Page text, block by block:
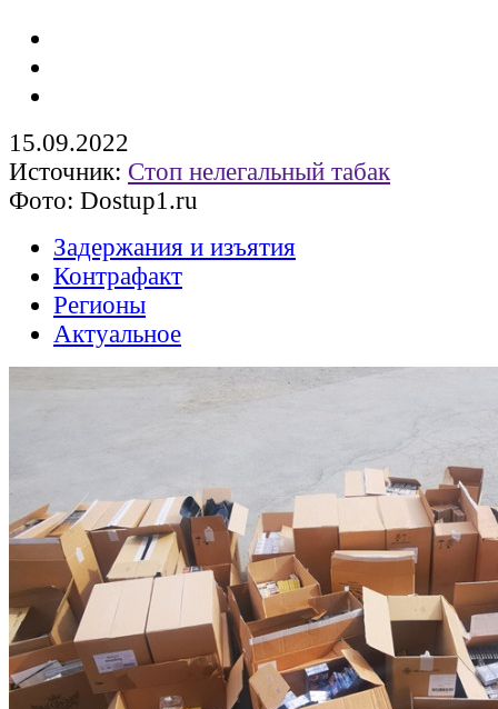
15.09.2022
Источник: Стоп нелегальный табак
Фото: Dostup1.ru
Задержания и изъятия
Контрафакт
Регионы
Актуальное